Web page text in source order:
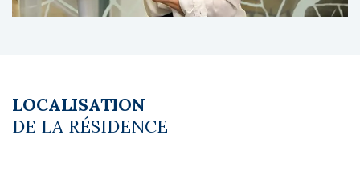
Copropriété. Pas de procédure en cours.
LOCALISATION
DE LA RÉSIDENCE